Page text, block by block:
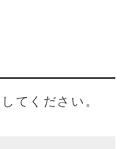
してください。